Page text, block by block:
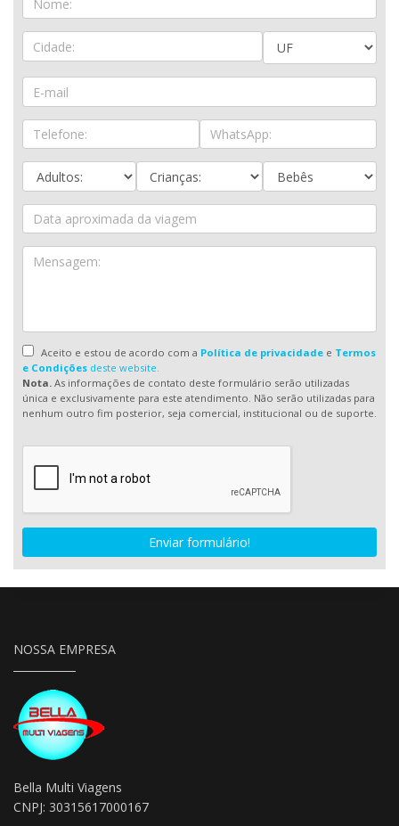
Aceito e estou de acordo com a Política de privacidadee Termos
e Condições deste website.
Nota. As informações de contato deste formulário serão utilizadas
única e exclusivamente para este atendimento. Não serão utilizadas para
nenhum outro fim posterior, seja comercial, institucional ou de suporte.
Enviar formulário!
NOSSA EMPRESA
Bella Multi Viagens
CNPJ: 30315617000167